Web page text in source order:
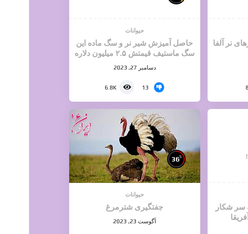
نر آلفا
حیوانات
حاصل آمیزش شیر نر و سگ ماده این
سگ ماستیف قیمتش ۲.۵ میلیون دلاره
دسامبر 27, 2023
13
6.8K
سر شکار
36%
حیوانات
جفتگیری شترمرغ
آگوست 23, 2023